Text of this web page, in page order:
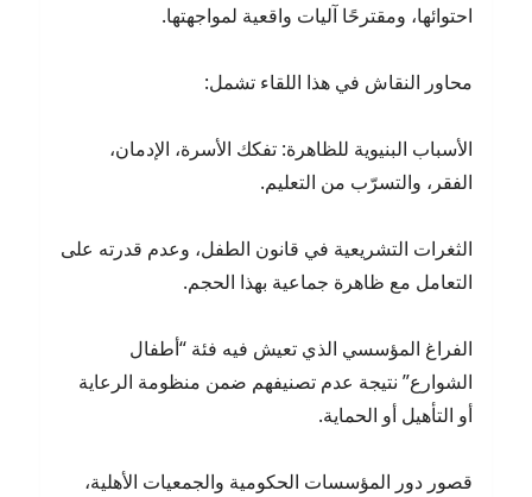
احتوائها، ومقترحًا آليات واقعية لمواجهتها.
محاور النقاش في هذا اللقاء تشمل:
الأسباب البنيوية للظاهرة: تفكك الأسرة، الإدمان،
الفقر، والتسرّب من التعليم.
الثغرات التشريعية في قانون الطفل، وعدم قدرته على
التعامل مع ظاهرة جماعية بهذا الحجم.
الفراغ المؤسسي الذي تعيش فيه فئة “أطفال
الشوارع” نتيجة عدم تصنيفهم ضمن منظومة الرعاية
أو التأهيل أو الحماية.
قصور دور المؤسسات الحكومية والجمعيات الأهلية،